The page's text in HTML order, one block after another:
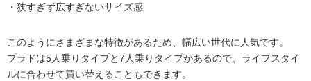
・狭すぎず広すぎないサイズ感
このようにさまざまな特徴があるため、幅広い世代に人気です。
プラドは5人乗りタイプと7人乗りタイプがあるので、ライフスタイ
ルに合わせて買い替えることもできます。